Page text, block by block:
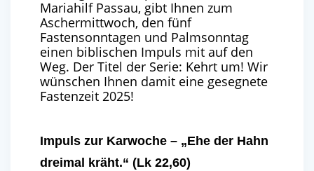
Mariahilf Passau, gibt Ihnen zum
Aschermittwoch, den fünf
Fastensonntagen und Palmsonntag
einen biblischen Impuls mit auf den
Weg. Der Titel der Serie: Kehrt um! Wir
wünschen Ihnen damit eine gesegnete
Fastenzeit 2025!
Impuls zur Karwoche – „Ehe der Hahn
dreimal kräht.“ (Lk 22,60)